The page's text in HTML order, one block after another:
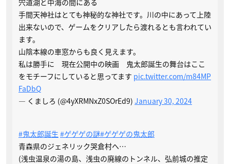
手間天神社はとても神秘的な神社です。川の中にあって上陸
出来ないので、ゲームをクリアしたら渡れるとも言われてい
ます。
山陰本線の車窓からも良く見えます。
私は勝手に 現在公開中の映画 鬼太郎誕生の舞台はここ
をモチーフにしていると思ってます pic.twitter.com/m84MP
FaDbQ
— くましろ (@4yXRMNxZ0SOrEd9) January 30, 2024
#鬼太郎誕生 #ゲゲゲの謎#ゲゲゲの鬼太郎
青森県のジェネリック哭倉村へ…
(浅虫温泉の湯の島、浅虫の廃線のトンネル、弘前城の推定